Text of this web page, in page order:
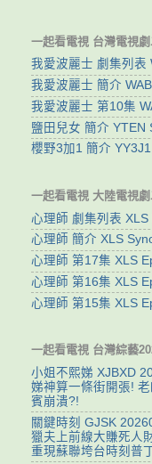
一起看電視 台灣電視
我愛波麗士 劇集列表
我愛波麗士 簡介
我愛波麗士 第10集
鹽田兒女 簡介 YTEN
櫻野3加1 簡介
一起看電視 大陸電視
心理師 劇集列表 XLS
心理師 簡介 XLS
心理師 第17集 XLS
心理師 第16集 XLS
心理師 第15集 XLS
一起看電視 台灣綜藝
小姐不熙娣 XJBXD
娣神算一條街開張!
賓崩潰?!
關鍵時刻 GJSK
獵夫上前線大賺死人
重現蘇聯垮台時刻普